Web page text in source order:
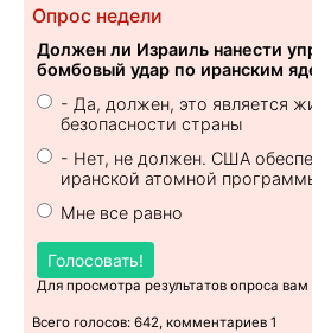
Опрос недели
Должен ли Израиль нанести
бомбовый удар по иранским
- Да, должен, это является
безопасности страны
- Нет, не должен. США
иранской атомной
Мне все равно
Голосовать!
Для просмотра результатов опроса
Всего голосов: 642, комментариев 1